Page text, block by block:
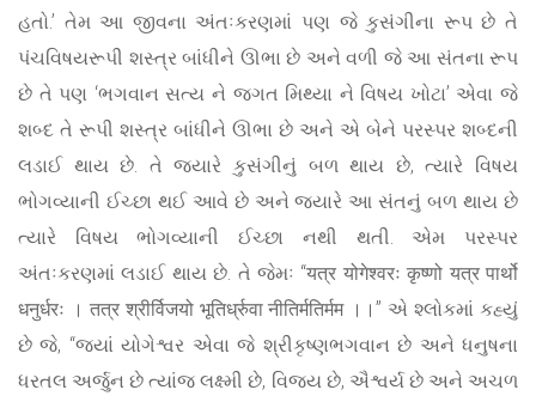
હતો.’ તેમ આ જીવના અંતઃકરણમાં પણ જે કુસંગીના રૂપ છે તે
પંચવિષયરૂપી શસ્ત્ર બાંધીને ઊભા છે અને વળી જે આ સંતના રૂપ
છે તે પણ ‘ભગવાન સત્ય ને જગત મિથ્યા ને વિષય ખોટા’ એવા જે
શબ્દ તે રૂપી શસ્ત્ર બાંધીને ઊભા છે અને એ બેને પરસ્પર શબ્દની
લડાઈ થાય છે. તે જ્યારે કુસંગીનું બળ થાય છે, ત્યારે વિષય
ભોગવ્યાની ઈચ્છા થઈ આવે છે અને જ્યારે આ સંતનું બળ થાય છે
ત્યારે વિષય ભોગવ્યાની ઈચ્છા નથી થતી. એમ પરસ્પર
અંતઃકરણમાં લડાઈ થાય છે. તે જેમઃ “यत्र योगेश्वरः कृष्णो यत्र पार्थो
धनुर्धरः । तत्र श्रीर्विजयो भूतिर्ध्रुवा नीतिर्मतिर्मम ।।” એ શ્લોકમાં કહ્યું
છે જે, “જ્યાં યોગેશ્વર એવા જે શ્રીકૃષ્ણભગવાન છે અને ધનુષના
ધરતલ અર્જુન છે ત્યાંજ લક્ષ્મી છે, વિજય છે, ઐશ્વર્ય છે અને અચળ